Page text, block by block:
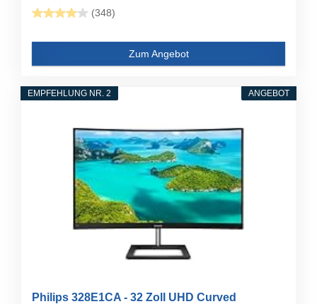
(348)
Zum Angebot
ANGEBOT
EMPFEHLUNG NR. 2
Philips 328E1CA - 32 Zoll UHD Curved